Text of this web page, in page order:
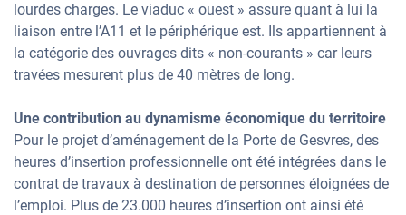
lourdes charges. Le viaduc « ouest » assure quant à lui la
liaison entre l’A11 et le périphérique est. Ils appartiennent à
la catégorie des ouvrages dits « non-courants » car leurs
travées mesurent plus de 40 mètres de long.
Une contribution au dynamisme économique du territoire
Pour le projet d’aménagement de la Porte de Gesvres, des
heures d’insertion professionnelle ont été intégrées dans le
contrat de travaux à destination de personnes éloignées de
l’emploi. Plus de 23.000 heures d’insertion ont ainsi été